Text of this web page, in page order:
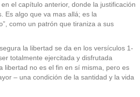
el capítulo anterior, donde la justificación
Es algo que va mas allá; es la
como un patrón que tiraniza a sus
la libertad se da en los versículos 1-
totalmente ejercitada y disfrutada
libertad no es el fin en sí misma, pero es
– una condición de la santidad y la vida